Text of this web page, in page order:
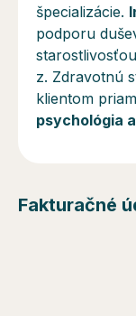
špecializácie.
podporu
z. Zdravotnú
klientom
psychológia
Fakturačné